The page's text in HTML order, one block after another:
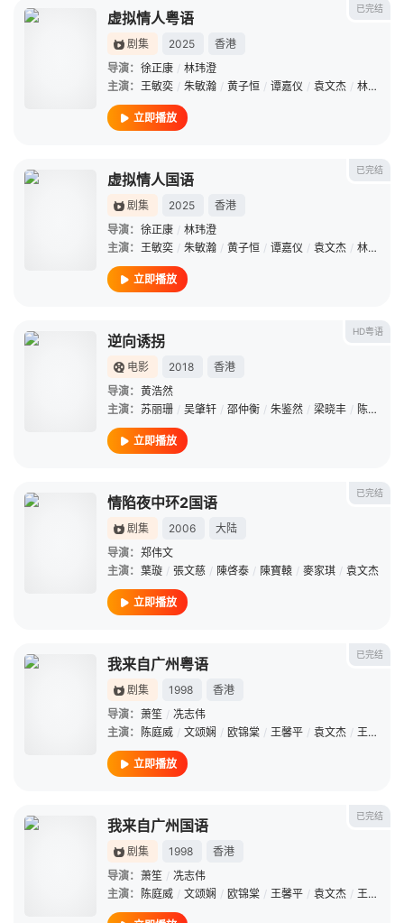
已完结
虚拟情人粤语
剧集 2025
香港
导演： 徐正康 / 林玮澄
主演： 王敏奕 / 朱敏瀚 / 黄子恒 / 谭嘉仪 / 袁文杰 / 林景程
立即播放
已完结
虚拟情人国语
剧集 2025
香港
导演： 徐正康 / 林玮澄
主演： 王敏奕 / 朱敏瀚 / 黄子恒 / 谭嘉仪 / 袁文杰 / 林景程
立即播放
HD粤语
逆向诱拐
电影 2018
香港
导演： 黄浩然
主演： 苏丽珊 / 吴肇轩 / 邵仲衡 / 朱鉴然 / 梁晓丰 / 陈曾宁
立即播放
已完结
情陷夜中环2国语
剧集 2006
大陆
导演： 郑伟文
主演： 葉璇 / 張文慈 / 陳啓泰 / 陳寶轅 / 麥家琪 / 袁文杰
立即播放
已完结
我来自广州粤语
剧集 1998
香港
导演： 萧笙 / 冼志伟
主演：
陈庭威 / 文颂娴 / 欧锦棠 / 王馨平 / 袁文杰 / 王薇
立即播放
已完结
我来自广州国语
剧集 1998
香港
导演： 萧笙 / 冼志伟
主演：
陈庭威 / 文颂娴 / 欧锦棠 / 王馨平 / 袁文杰 / 王薇